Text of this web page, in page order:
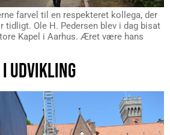
farvel til en respekteret kollega, der
Ole H. Pedersen blev i dag bisat
Kapel i Aarhus. Æret være hans
UDVIKLING